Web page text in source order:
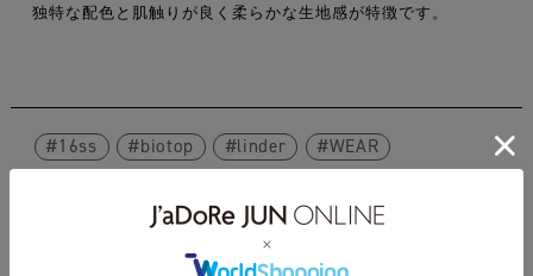
独特な配色と肌触りが良く柔らかな生地感が特徴です。
16ss biotop linder WEAR